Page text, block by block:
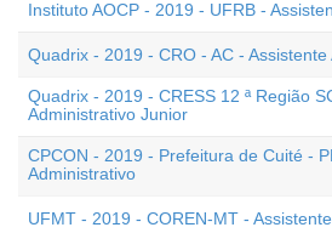
Instituto AOCP - 2019 - UFRB -
Quadrix - 2019 - CRO - AC -
Quadrix - 2019 - CRESS 12 ª Região
Administrativo Junior
CPCON - 2019 - Prefeitura de Cuité -
Administrativo
UFMT - 2019 - COREN-MT -